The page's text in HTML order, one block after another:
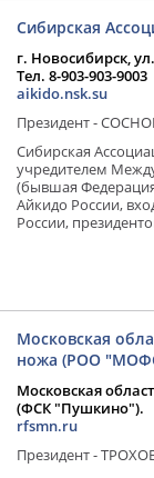
Сибирская
г. Новосибирск,
Тел. 8-903-903-9003
aikido.nsk.su
Президент -
Сибирская
учредителем
(бывшая
Айкидо России,
России,
Московская
ножа (РОО
Московская
(ФСК "Пушкино").
rfsmn.ru
Президент -